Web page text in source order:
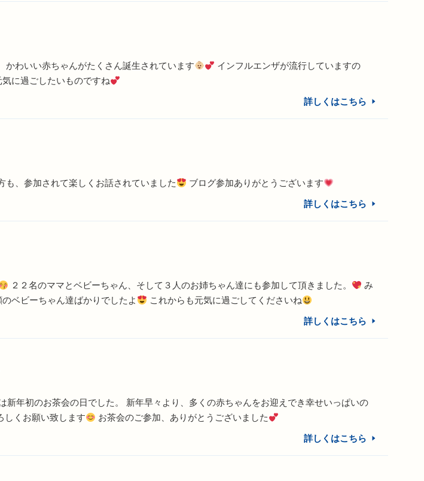
かわいい赤ちゃんがたくさん誕生されています
インフルエンザが流行していますの
に過ごしたいものですね
詳しくはこちら
も、参加されて楽しくお話されていました ブログ参加ありがとうございます
詳しくはこちら
２２名のママとベビーちゃん、そして３人のお姉ちゃん達にも参加して頂きました。
み
ベビーちゃん達ばかりでしたよ
これからも元気に過ごしてくださいね
詳しくはこちら
新年初のお茶会の日でした。 新年早々より、多くの赤ちゃんをお迎えでき幸せいっぱいの
しくお願い致します
お茶会のご参加、ありがとうございました
詳しくはこちら